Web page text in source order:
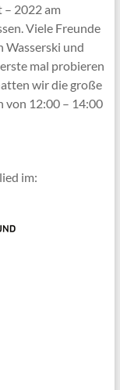
– 2022 am
Viele Freunde
Wasserski und
mal probieren
wir die große
von 12:00 – 14:00
im: